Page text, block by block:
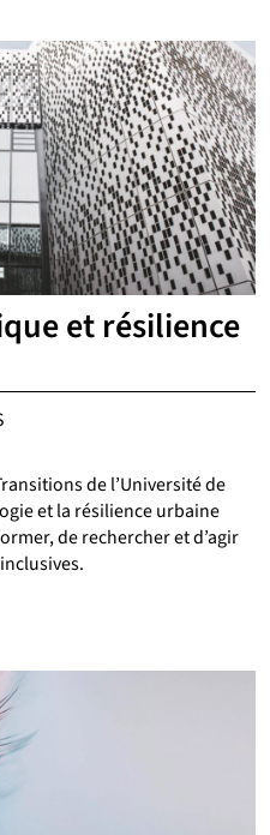
et résilience
de l’Université de
et la résilience urbaine
de rechercher et d’agir